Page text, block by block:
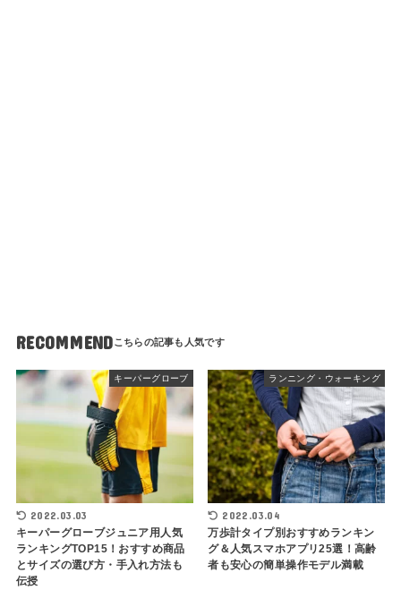
RECOMMEND
キーパーグローブ
2022.03.03
キーパーグローブジュニア用人気
ランキングTOP15！おすすめ商品
とサイズの選び方・手入れ方法も
伝授
ランニング・ウォーキング
2022.03.04
万歩計タイプ別おすすめランキン
グ＆人気スマホアプリ25選！高齢
者も安心の簡単操作モデル満載